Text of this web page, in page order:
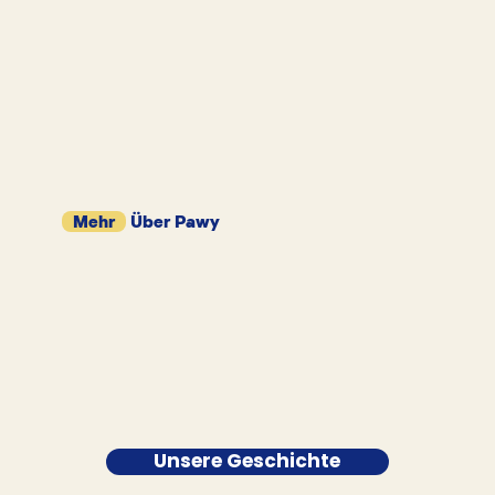
Mehr Über Pawy
Unsere Geschichte